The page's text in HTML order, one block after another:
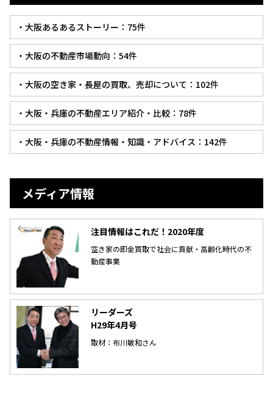
・大阪あるあるストーリー：75件
・大阪の不動産市場動向：54件
・大阪の空き家・長屋の買取、売却について：102件
・大阪・兵庫の不動産エリア紹介・比較：78件
・大阪・兵庫の不動産情報・知識・アドバイス：142件
メディア情報
注目情報はこれだ！2020年度
空き家の即金買取で社会に貢献・高齢化時代の不
動産事業
リーダーズ
H29年4月号
取材：布川敏和さん